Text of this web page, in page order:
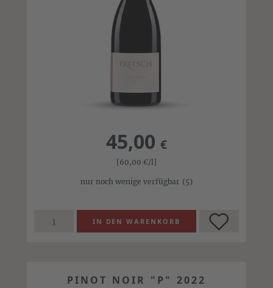
45,00 €
[60,00 €/l]
nur noch wenige verfügbar (5)
PINOT NOIR "P" 2022